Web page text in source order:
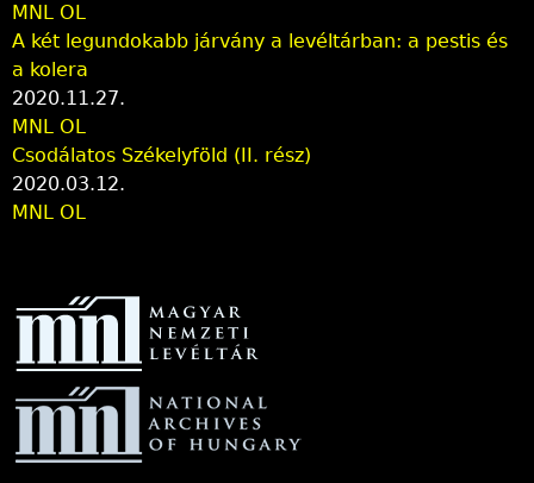
MNL OL
A két legundokabb járvány a levéltárban: a pestis és
a kolera
2020.11.27.
MNL OL
Csodálatos Székelyföld (II. rész)
2020.03.12.
MNL OL